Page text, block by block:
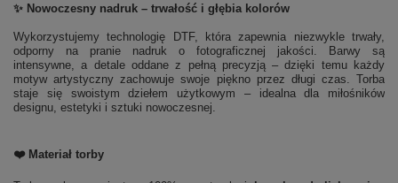
✨ Nowoczesny nadruk – trwałość i głębia kolorów
Wykorzystujemy technologię DTF, która zapewnia niezwykle trwały,
odporny na pranie nadruk o fotograficznej jakości. Barwy są
intensywne, a detale oddane z pełną precyzją – dzięki temu każdy
motyw artystyczny zachowuje swoje piękno przez długi czas. Torba
staje się swoistym dziełem użytkowym – idealna dla miłośników
designu, estetyki i sztuki nowoczesnej.
❤️ Materiał torby